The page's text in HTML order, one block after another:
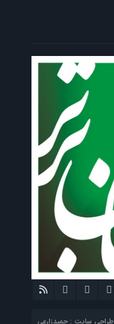
طراحی سایت : حمیدزارعی